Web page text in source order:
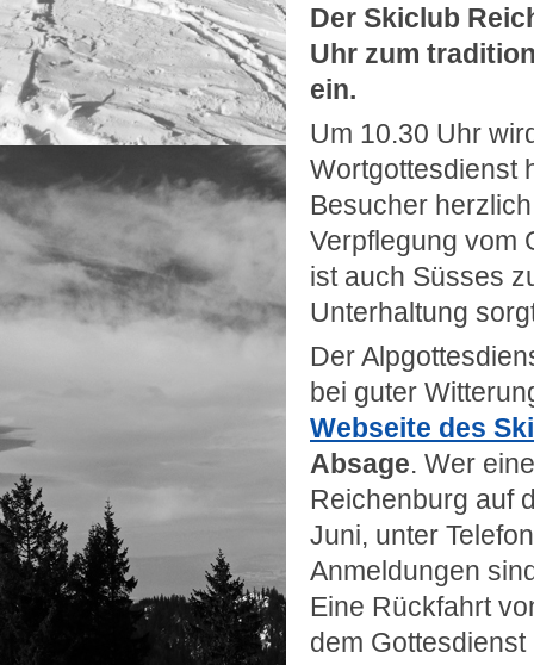
Der Skiclub
Uhr zum
ein.
Um 10.30 Uhr
Wortgottesdienst
Besucher
Verpflegung vom
ist auch Süsses
Unterhaltung
Der
bei guter
Webseite des
Absage. Wer
Reichenburg auf
Juni, unter
Anmeldungen
Eine Rückfahrt
dem Gottesdienst